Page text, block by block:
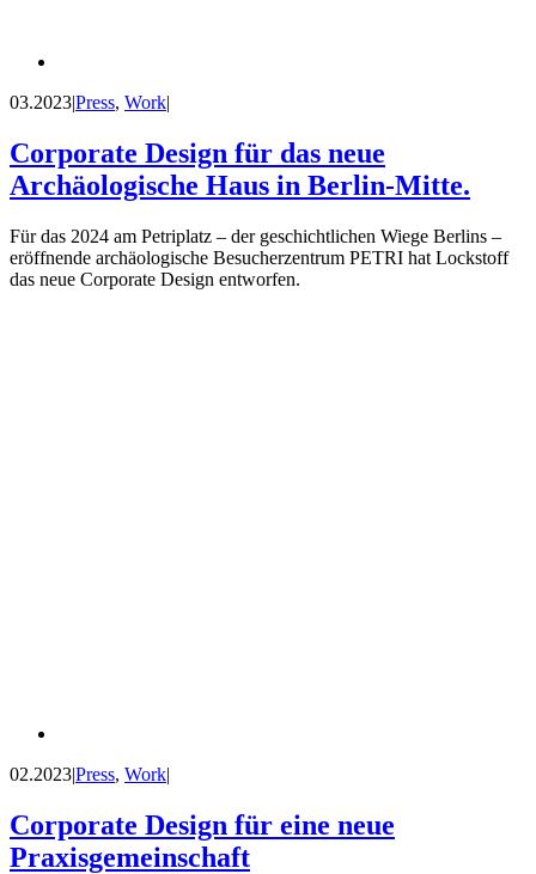
03.2023|Press, Work|
Corporate Design für das neue
Archäologische Haus in Berlin-Mitte.
Für das 2024 am Petriplatz – der geschichtlichen Wiege Berlins –
eröffnende archäologische Besucherzentrum PETRI hat Lockstoff
das neue Corporate Design entworfen.
02.2023|Press, Work|
Corporate Design für eine neue
Praxisgemeinschaft